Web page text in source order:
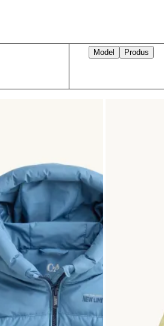
Model
Produs